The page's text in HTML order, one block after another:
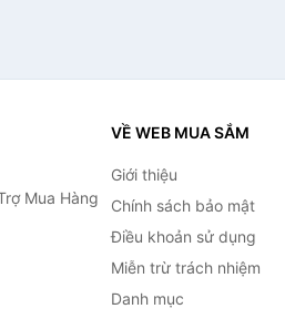
Mua Hàng
VỀ WEB MUA SẮM
Giới thiệu
Chính sách bảo mật
Điều khoản sử dụng
Miễn trừ trách nhiệm
Danh mục